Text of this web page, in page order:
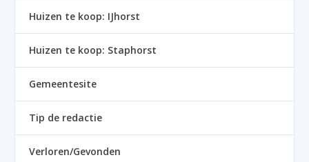
Huizen te koop: IJhorst
Huizen te koop: Staphorst
Gemeentesite
Tip de redactie
Verloren/Gevonden